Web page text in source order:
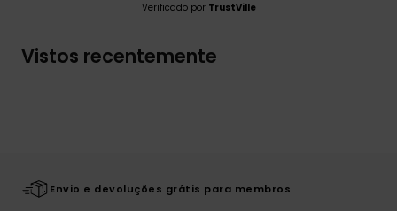
Verificado por TrustVille
Vistos recentemente
Envio e devoluções grátis para membros